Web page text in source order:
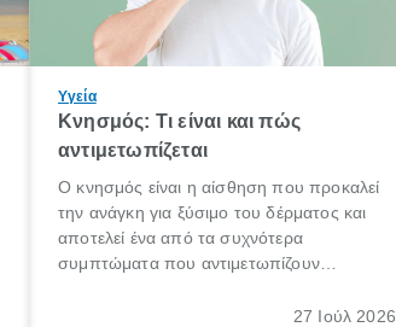
Υγεία
Κνησμός: Τι είναι και πώς
αντιμετωπίζεται
Ο κνησμός είναι η αίσθηση που προκαλεί
την ανάγκη για ξύσιμο του δέρματος και
αποτελεί ένα από τα συχνότερα
συμπτώματα που αντιμετωπίζουν
πληροφορίες για το «κνησμός τι είναι»,
27 Ιούλ 2026